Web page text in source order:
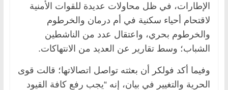
الإطارات، في ظل محاولات عديدة للقوات الأمنية
لاقتحام أحياء سكنية في أم درمان والخرطوم
والخرطوم بحري، واعتقال عدد من الناشطين
الشباب؛ وسط تقارير عن العديد من الانتهاكات.
وفيما أكد فولكر أن بعثته تواصل اتصالاتها؛ قالت قوى
الحرية والتغيير في بيان، إنه “يجب رفع كافة القيود